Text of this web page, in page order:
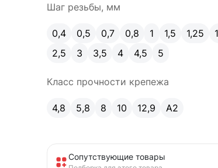
Шаг резьбы, мм
0,4 0,5 0,7 0,8 1 1,5 1,25
2,5
3 3,5 4 4,5 5
Класс прочности крепежа
4,8 5,8 8 10 12,9 A2
Сопутствующие товары